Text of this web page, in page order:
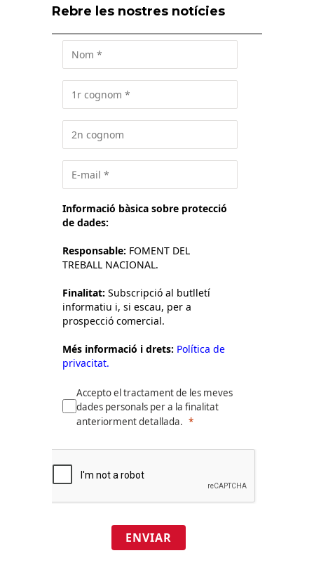
Rebre les nostres notícies
Informació bàsica sobre protecció
de dades:
Responsable: FOMENT DEL
TREBALL NACIONAL.
Finalitat: Subscripció al butlletí
informatiu i, si escau, per a
prospecció comercial.
Més informació i drets: Política de
privacitat.
Accepto el tractament de les meves
dades personals per a la finalitat
anteriorment detallada.
ENVIAR